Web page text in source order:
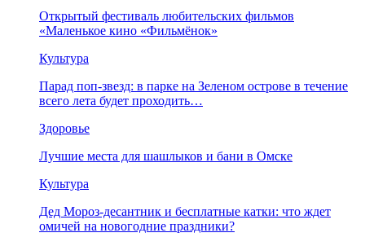
Открытый фестиваль любительских фильмов
«Маленькое кино «Фильмёнок»
Культура
Парад поп-звезд: в парке на Зеленом острове в течение
всего лета будет проходить…
Здоровье
Лучшие места для шашлыков и бани в Омске
Культура
Дед Мороз-десантник и бесплатные катки: что ждет
омичей на новогодние праздники?